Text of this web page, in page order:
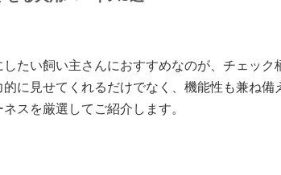
たい飼い主さんにおすすめなのが、チェック
に見せてくれるだけでなく、機能性も兼ね備
スを厳選してご紹介します。